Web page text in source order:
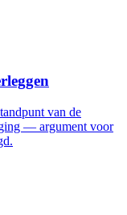
van de
— argument voor